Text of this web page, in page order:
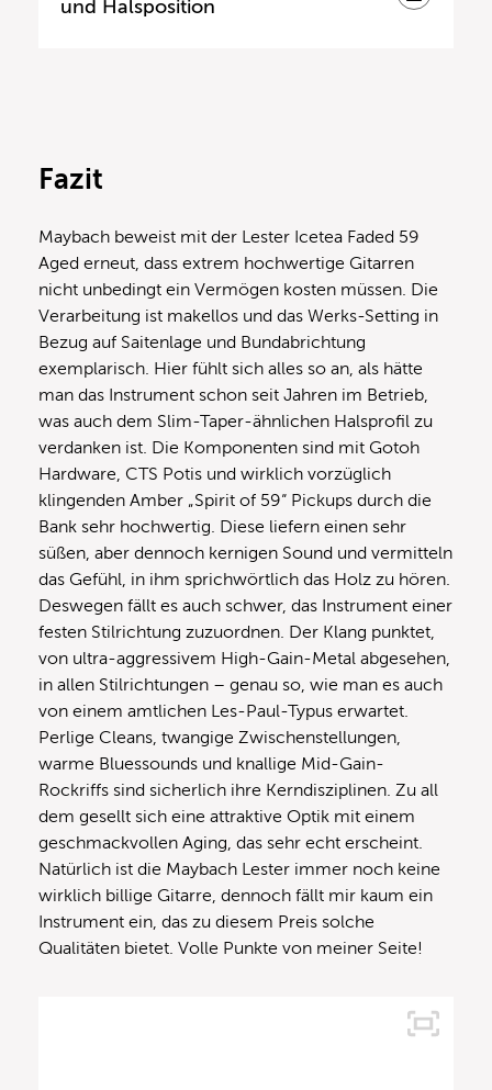
und Halsposition
Fazit
Maybach beweist mit der Lester Icetea Faded 59
Aged erneut, dass extrem hochwertige Gitarren
nicht unbedingt ein Vermögen kosten müssen. Die
Verarbeitung ist makellos und das Werks-Setting in
Bezug auf Saitenlage und Bundabrichtung
exemplarisch. Hier fühlt sich alles so an, als hätte
man das Instrument schon seit Jahren im Betrieb,
was auch dem Slim-Taper-ähnlichen Halsprofil zu
verdanken ist. Die Komponenten sind mit Gotoh
Hardware, CTS Potis und wirklich vorzüglich
klingenden Amber „Spirit of 59“ Pickups durch die
Bank sehr hochwertig. Diese liefern einen sehr
süßen, aber dennoch kernigen Sound und vermitteln
das Gefühl, in ihm sprichwörtlich das Holz zu hören.
Deswegen fällt es auch schwer, das Instrument einer
festen Stilrichtung zuzuordnen. Der Klang punktet,
von ultra-aggressivem High-Gain-Metal abgesehen,
in allen Stilrichtungen – genau so, wie man es auch
von einem amtlichen Les-Paul-Typus erwartet.
Perlige Cleans, twangige Zwischenstellungen,
warme Bluessounds und knallige Mid-Gain-
Rockriffs sind sicherlich ihre Kerndisziplinen. Zu all
dem gesellt sich eine attraktive Optik mit einem
geschmackvollen Aging, das sehr echt erscheint.
Natürlich ist die Maybach Lester immer noch keine
wirklich billige Gitarre, dennoch fällt mir kaum ein
Instrument ein, das zu diesem Preis solche
Qualitäten bietet. Volle Punkte von meiner Seite!